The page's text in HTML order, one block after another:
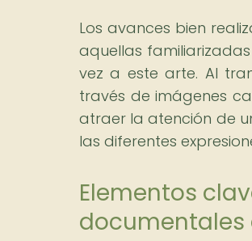
Los avances bien
aquellas
vez a este arte. Al
través de imágenes
atraer la atención de
las diferentes
Elementos
documentales